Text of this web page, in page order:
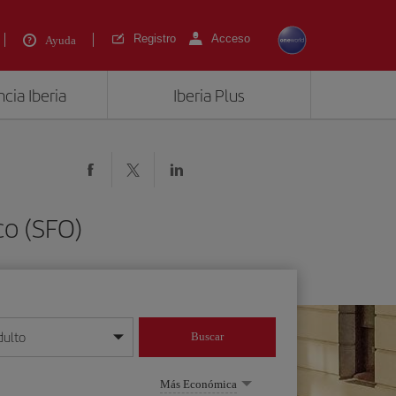
Ayuda Registro Acceso
Iberia Iberia Plus
(SFO)
mes/año
Buscar
Más Económica